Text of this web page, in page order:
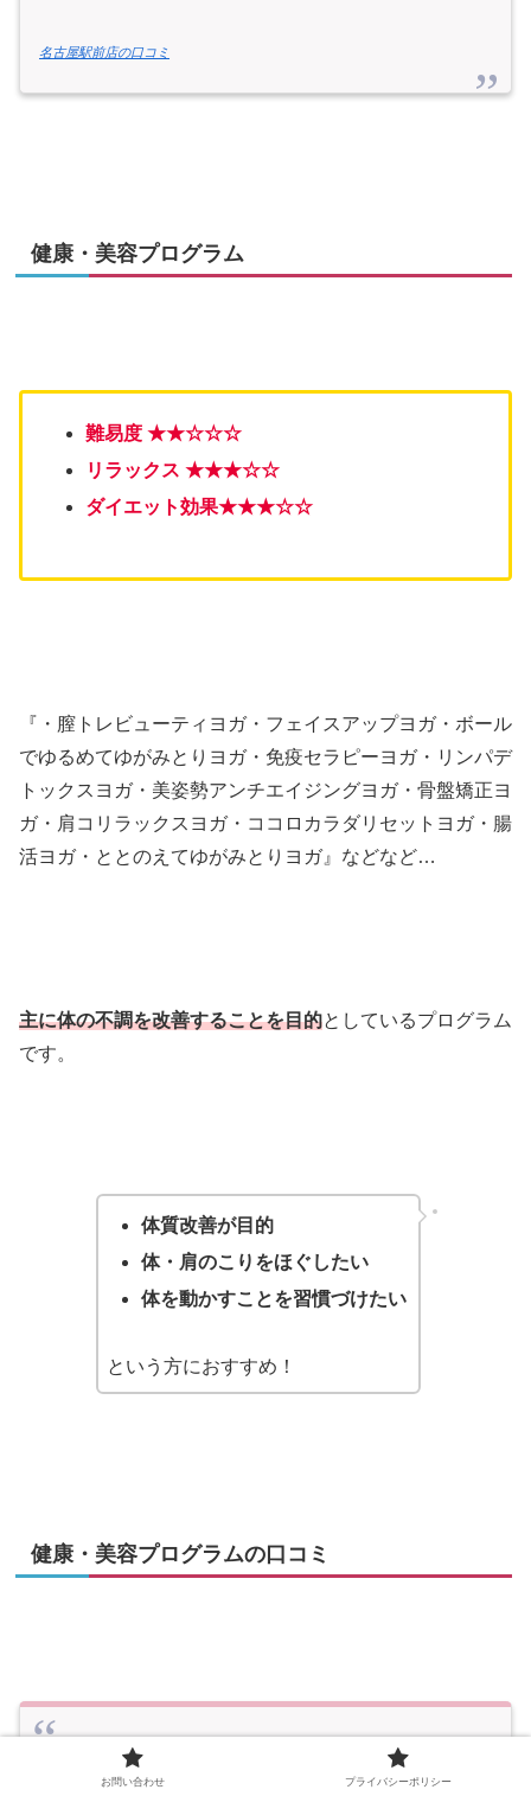
名古屋駅前店の口コミ
健康・美容プログラム
難易度 ★★☆☆☆
リラックス ★★★☆☆
ダイエット効果★★★☆☆
『・膣トレビューティヨガ・フェイスアップヨガ・ボール
でゆるめてゆがみとりヨガ・免疫セラピーヨガ・リンパデ
トックスヨガ・美姿勢アンチエイジングヨガ・骨盤矯正ヨ
ガ・肩コリラックスヨガ・ココロカラダリセットヨガ・腸
活ヨガ・ととのえてゆがみとりヨガ』などなど…
主に体の不調を改善することを目的としているプログラム
です。
体質改善が目的
体・肩のこりをほぐしたい
体を動かすことを習慣づけたい
という方におすすめ！
健康・美容プログラムの口コミ
KPOPホットヨガに参加しました！ 高温、高湿度の
中、BTSの音楽に合わせてのヨガは最高に楽しかっ
お問い合わせ プライバシーポリシー